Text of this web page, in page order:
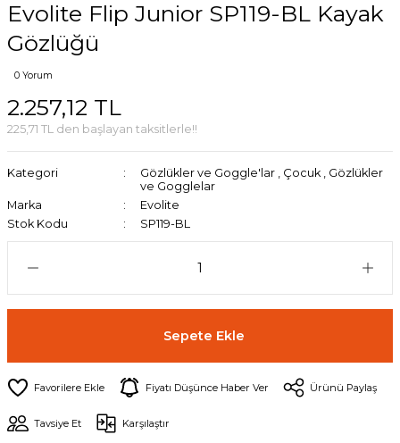
Evolite Flip Junior SP119-BL Kayak
Gözlüğü
0 Yorum
2.257,12 TL
225,71 TL den başlayan taksitlerle!!
Kategori Gözlükler ve Goggle'lar , Çocuk , Gözlükler
ve Gogglelar
Marka
Evolite
Stok Kodu
SP119-BL
Sepete Ekle
Fiyatı Düşünce Haber Ver Ürünü Paylaş
Tavsiye Et Karşılaştır